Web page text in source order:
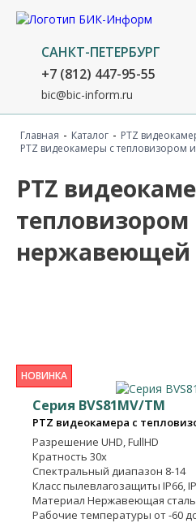
САНКТ-ПЕТЕРБУРГ
+7 (812) 447-95-55
bic@bic-inform.ru
Главная - Каталог - PTZ
PTZ видеокамеры с тепловизором
PTZ
тепловизором
нержавеющей
Серия BVS81MV/TM
PTZ видеокамера с
Разрешение UHD, FullHD
Кратность 30x
Спектральный диапазон 8-14
Класс пылевлагозащиты IP66,
Материал Нержавеющая сталь
Рабочие температуры от -60
НОВИНКА